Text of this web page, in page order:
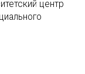
центр